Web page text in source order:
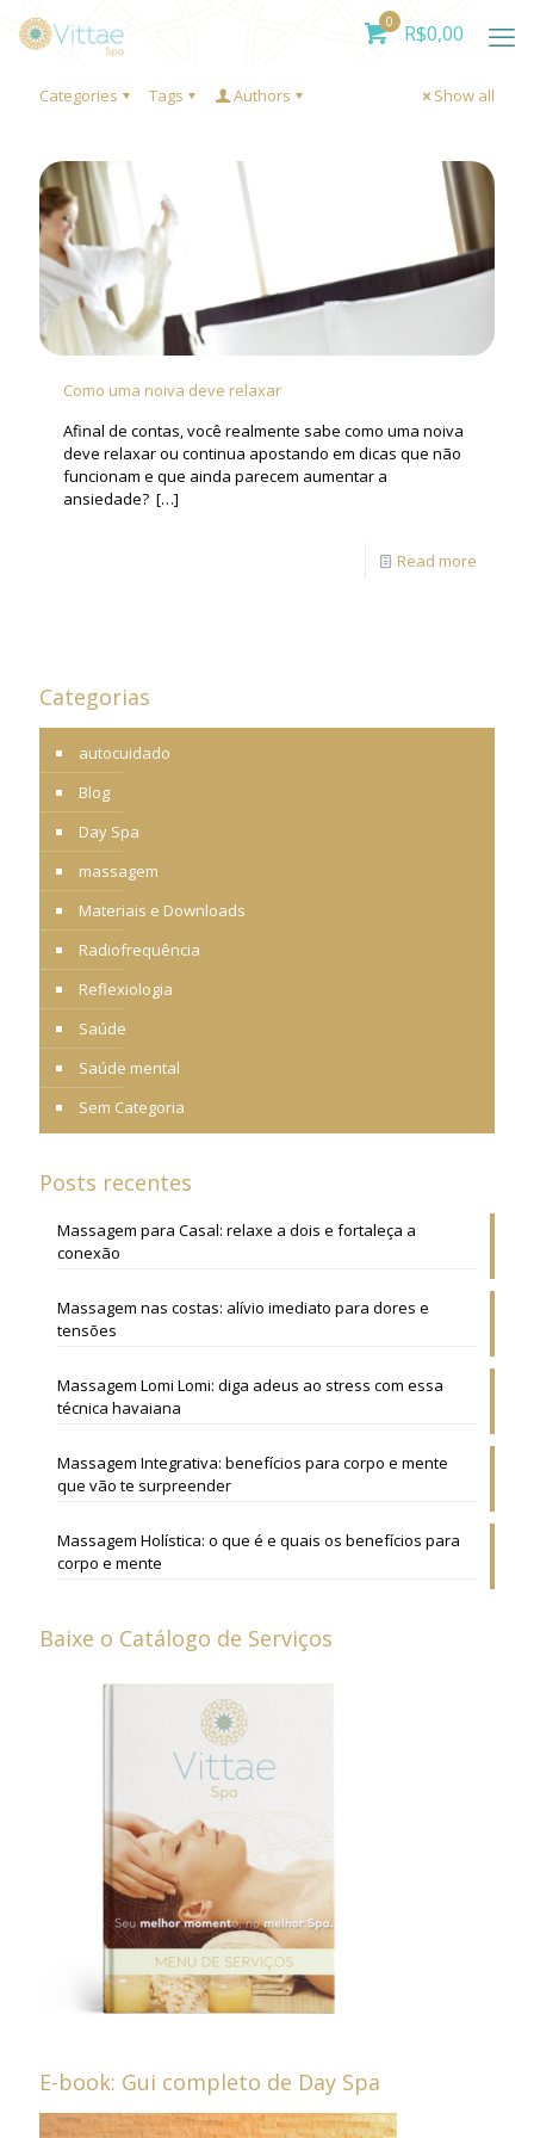
0 R$0,00
Categories Tags Authors Show all
Como uma noiva deve relaxar
Afinal de contas, você realmente sabe como uma noiva
deve relaxar ou continua apostando em dicas que não
funcionam e que ainda parecem aumentar a
ansiedade? […]
Read more
Categorias
autocuidado
Blog
Day Spa
massagem
Materiais e Downloads
Radiofrequência
Reflexiologia
Saúde
Saúde mental
Sem Categoria
Posts recentes
Massagem para Casal: relaxe a dois e fortaleça a
conexão
Massagem nas costas: alívio imediato para dores e
tensões
Massagem Lomi Lomi: diga adeus ao stress com essa
técnica havaiana
Massagem Integrativa: benefícios para corpo e mente
que vão te surpreender
Massagem Holística: o que é e quais os benefícios para
corpo e mente
Baixe o Catálogo de Serviços
E-book: Gui completo de Day Spa